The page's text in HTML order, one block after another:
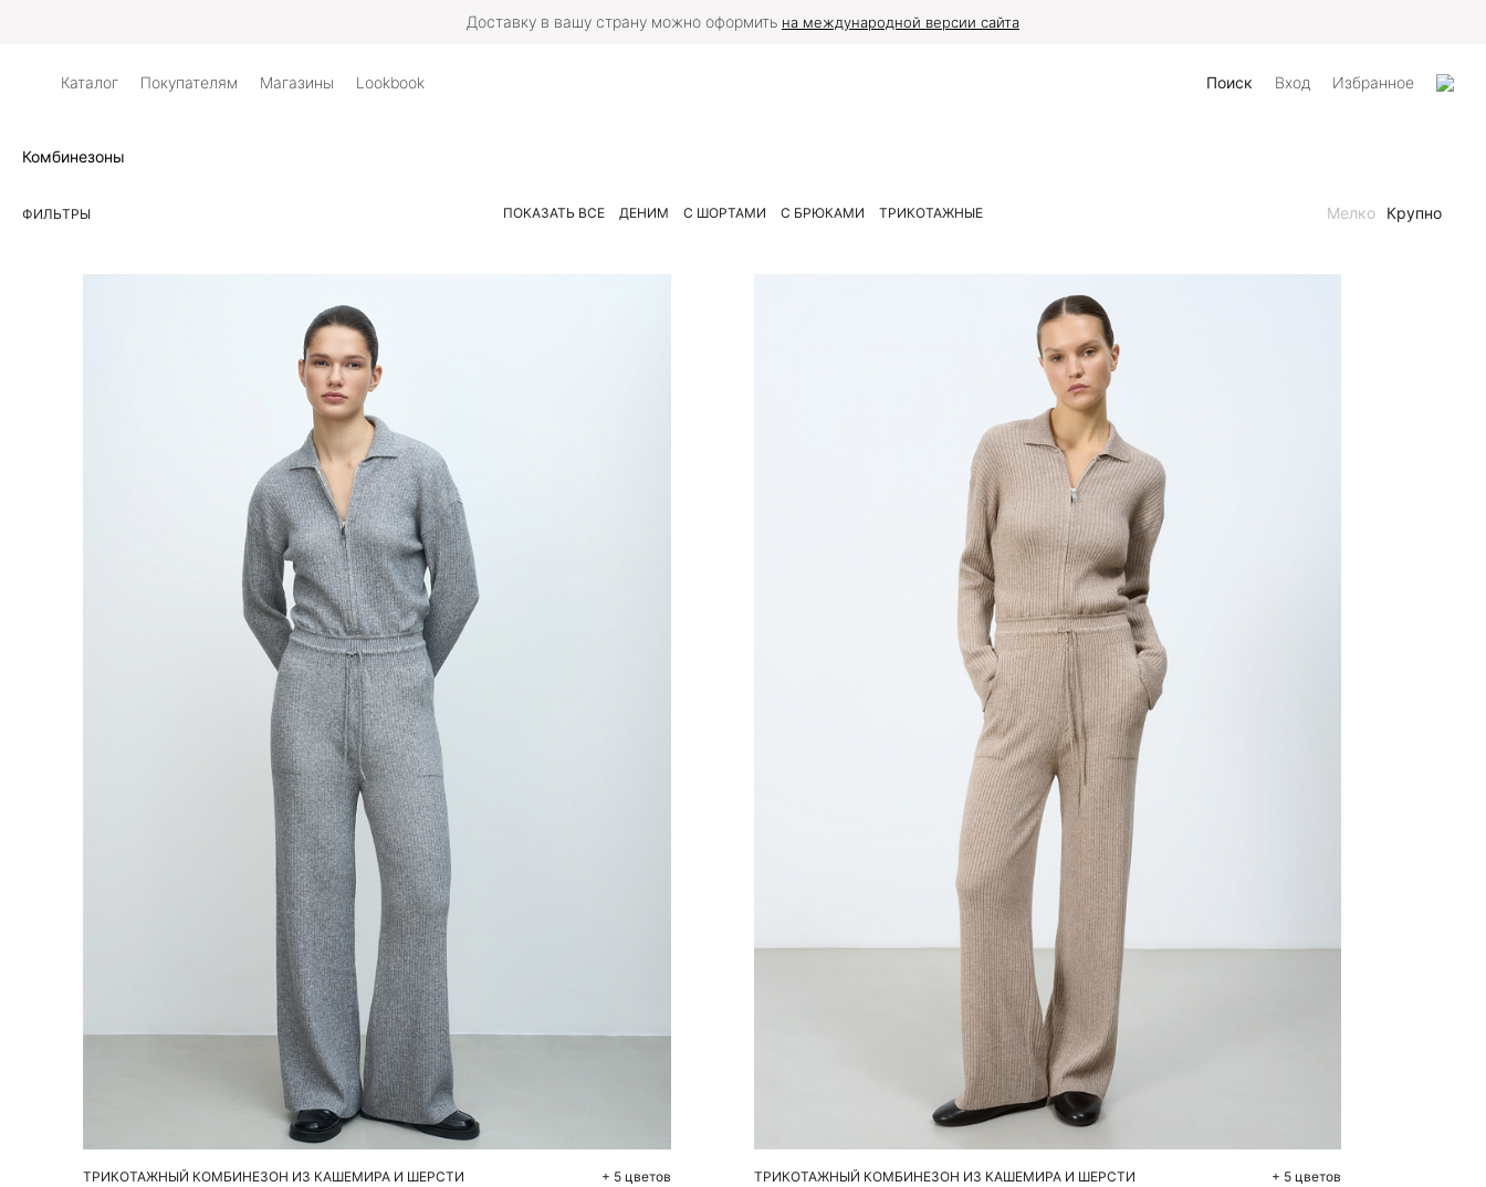
Доставку в вашу страну можно оформить на международной версии сайта
Каталог Покупателям Магазины Lookbook Поиск Вход Избранное
Комбинезоны
ФИЛЬТРЫ ПОКАЗАТЬ ВСЕ ДЕНИМ С ШОРТАМИ С БРЮКАМИ ТРИКОТАЖНЫЕ Мелко Крупно
Добавить в корзину
S M
ТРИКОТАЖНЫЙ КОМБИНЕЗОН ИЗ КАШЕМИРА И ШЕРСТИ + 5 цветов
Добавить в корзину
S M
ТРИКОТАЖНЫЙ КОМБИНЕЗОН ИЗ КАШЕМИРА И ШЕРСТИ + 5 цветов